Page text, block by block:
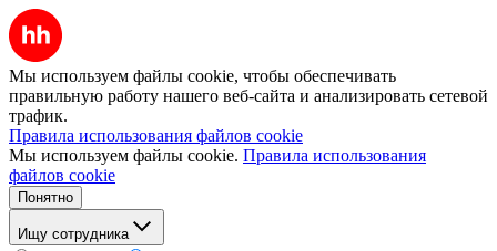
Мы используем файлы cookie, чтобы обеспечивать
правильную работу нашего веб-сайта и анализировать сетевой
трафик.
Правила использования файлов cookie
Мы используем файлы cookie. Правила использования
файлов cookie
Понятно
Ищу сотрудника